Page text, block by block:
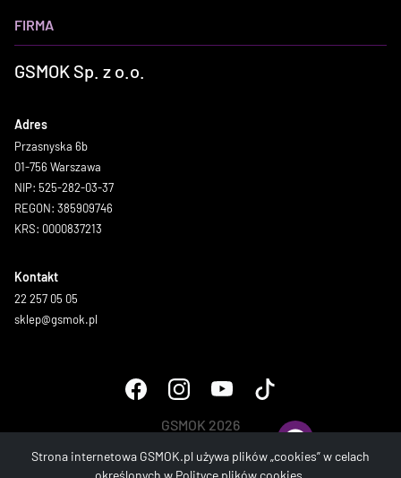
FIRMA
GSMOK Sp. z o.o.
Adres
Przasnyska 6b
01-756 Warszawa
NIP: 525-282-03-37
REGON: 385909746
KRS: 0000837213
Kontakt
22 257 05 05
sklep@gsmok.pl
GSMOK 2026
Strona internetowa GSMOK.pl używa plików „cookies” w celach
określonych w Polityce plików cookies